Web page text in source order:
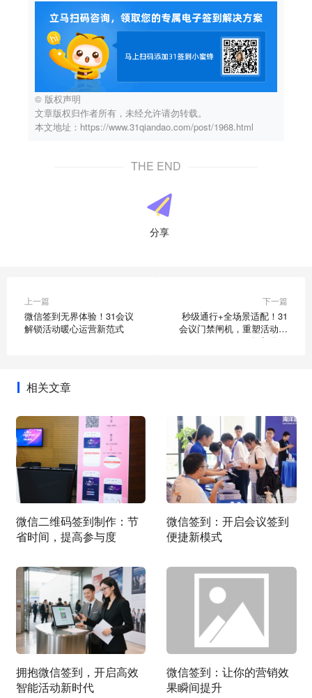
© 版权声明
文章版权归作者所有，未经允许请勿转载。
本文地址：https://www.31qiandao.com/post/1968.html
THE END
分享
上一篇
微信签到无界体验！31会议
解锁活动暖心运营新范式
下一篇
秒级通行+全场景适配！31
会议门禁闸机，重塑活动入
场新体验
相关文章
微信二维码签到制作：节
省时间，提高参与度
微信签到：开启会议签到
便捷新模式
拥抱微信签到，开启高效
智能活动新时代
微信签到：让你的营销效
果瞬间提升